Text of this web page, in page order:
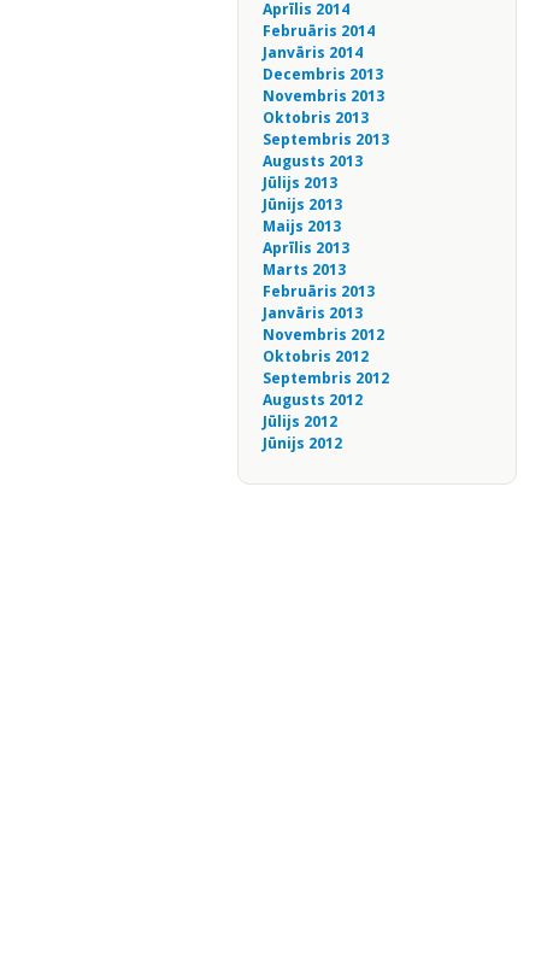
Aprīlis 2014
Februāris 2014
Janvāris 2014
Decembris 2013
Novembris 2013
Oktobris 2013
Septembris 2013
Augusts 2013
Jūlijs 2013
Jūnijs 2013
Maijs 2013
Aprīlis 2013
Marts 2013
Februāris 2013
Janvāris 2013
Novembris 2012
Oktobris 2012
Septembris 2012
Augusts 2012
Jūlijs 2012
Jūnijs 2012